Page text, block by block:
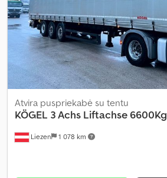
Liezen 1 078 km
Atvira puspriekabė su tentu
KÖGEL 3 Achs Liftachse 6600Kg